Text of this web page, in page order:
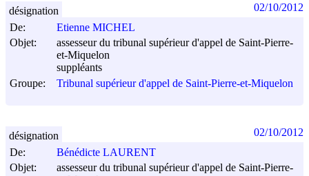
De:
Etienne MICHEL
Objet:
assesseur du tribunal supérieur d'appel de Saint-Pierre-
et-Miquelon
suppléants
Groupe:
Tribunal supérieur d'appel de Saint-Pierre-et-Miquelon
désignation 02/10/2012
De:
Bénédicte LAURENT
Objet:
assesseur du tribunal supérieur d'appel de Saint-Pierre-
désignation 02/10/2012